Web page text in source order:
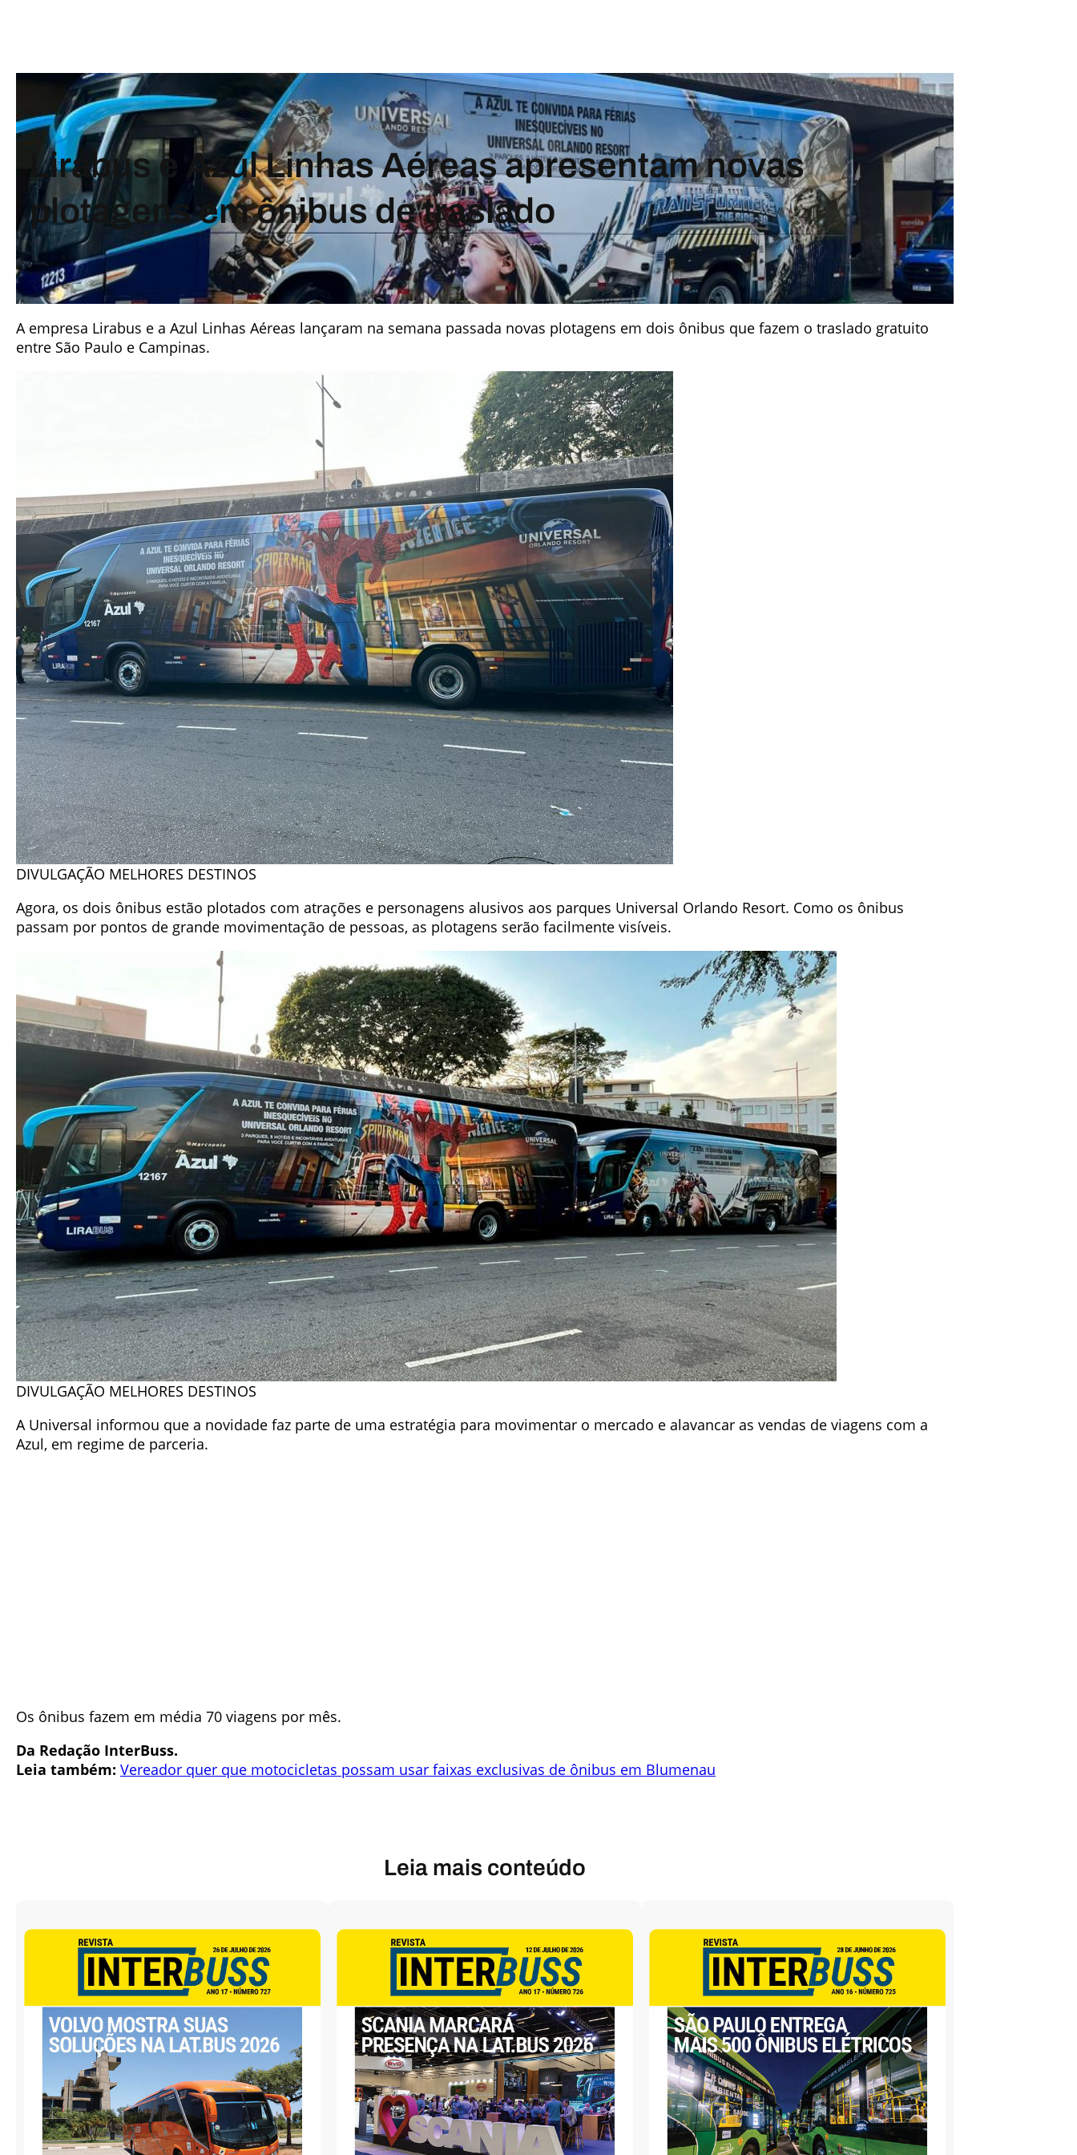
Lirabus e Azul Linhas Aéreas apresentam novas
plotagens em ônibus de traslado
A empresa Lirabus e a Azul Linhas Aéreas lançaram na semana passada novas plotagens em dois ônibus que fazem o traslado gratuito
entre São Paulo e Campinas.
DIVULGAÇÃO MELHORES DESTINOS
Agora, os dois ônibus estão plotados com atrações e personagens alusivos aos parques Universal Orlando Resort. Como os ônibus
passam por pontos de grande movimentação de pessoas, as plotagens serão facilmente visíveis.
DIVULGAÇÃO MELHORES DESTINOS
A Universal informou que a novidade faz parte de uma estratégia para movimentar o mercado e alavancar as vendas de viagens com a
Azul, em regime de parceria.
Os ônibus fazem em média 70 viagens por mês.
Da Redação InterBuss.
Leia também: Vereador quer que motocicletas possam usar faixas exclusivas de ônibus em Blumenau
Leia mais conteúdo